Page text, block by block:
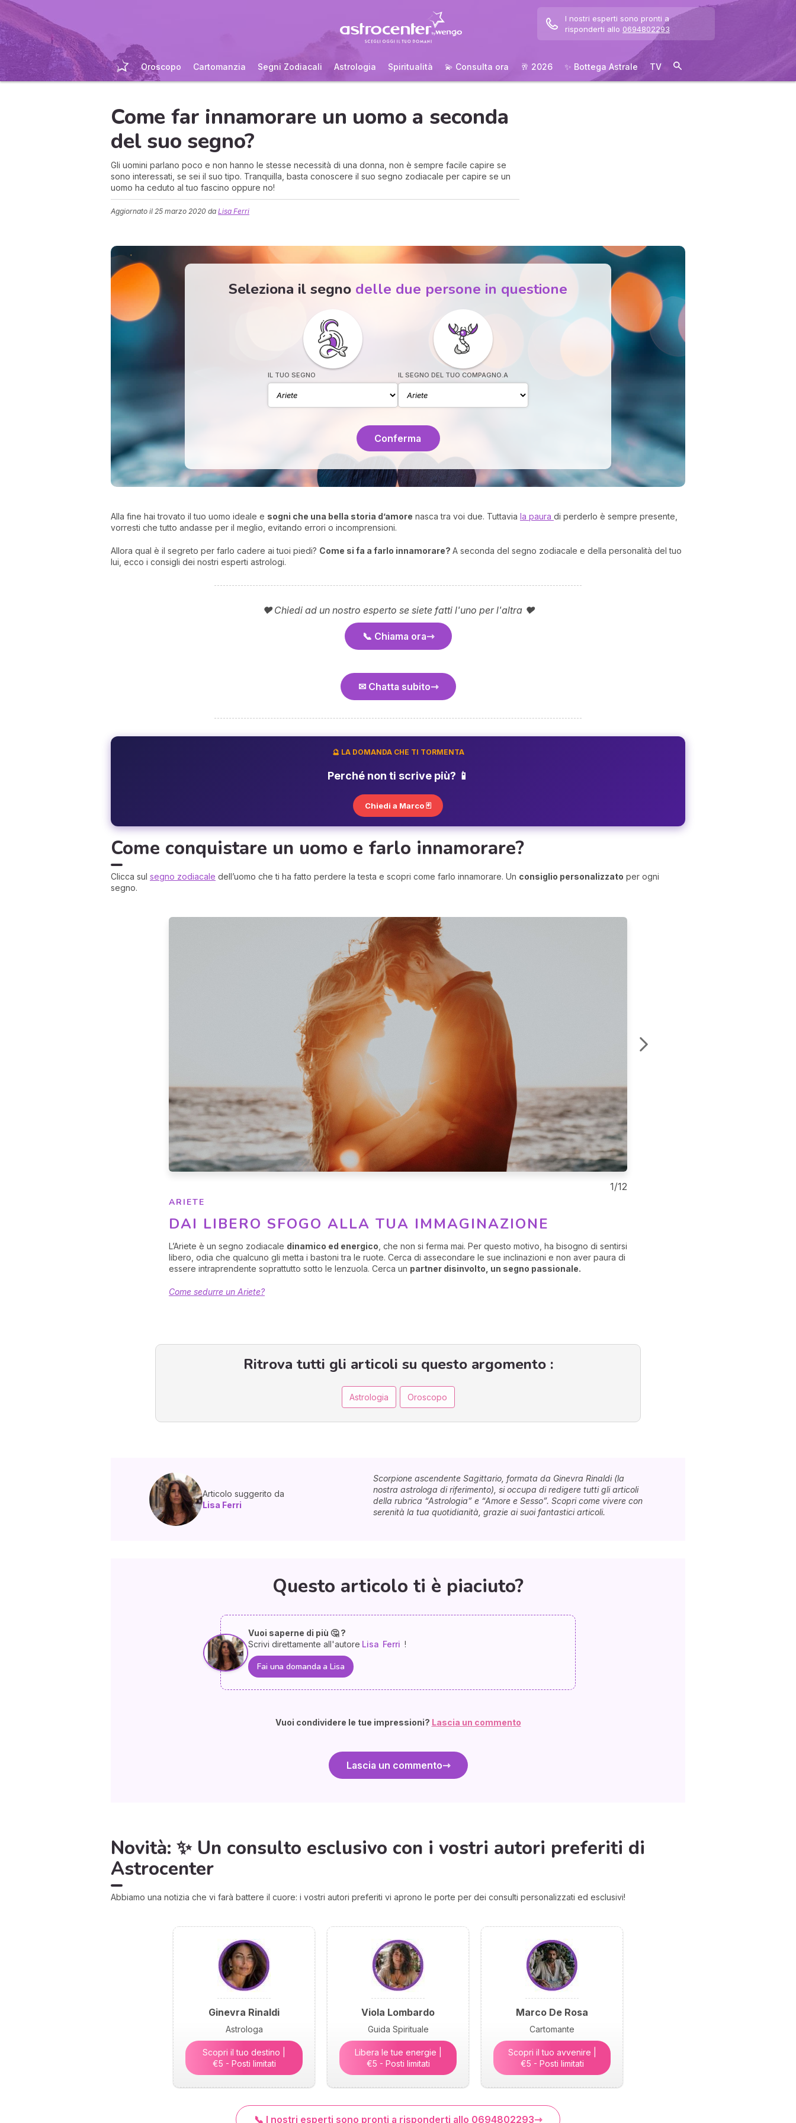
I nostri esperti sono pronti a
risponderti allo 0694802293
Oroscopo Cartomanzia Segni Zodiacali Astrologia Spiritualità 💫 Consulta ora 🥂 2026 ✨ Bottega Astrale TV
Come far innamorare un uomo a seconda
del suo segno?
Gli uomini parlano poco e non hanno le stesse necessità di una donna, non è sempre facile capire se
sono interessati, se sei il suo tipo. Tranquilla, basta conoscere il suo segno zodiacale per capire se un
uomo ha ceduto al tuo fascino oppure no!
Aggiornato il 25 marzo 2020 da Lisa Ferri
Seleziona il segno delle due persone in questione
IL TUO SEGNO IL SEGNO DEL TUO COMPAGNO.A
Conferma
Alla fine hai trovato il tuo uomo ideale e sogni che una bella storia d’amore nasca tra voi due. Tuttavia la paura di perderlo è sempre presente,
vorresti che tutto andasse per il meglio, evitando errori o incomprensioni.
Allora qual è il segreto per farlo cadere ai tuoi piedi? Come si fa a farlo innamorare? A seconda del segno zodiacale e della personalità del tuo
lui, ecco i consigli dei nostri esperti astrologi.
❤ Chiedi ad un nostro esperto se siete fatti l'uno per l'altra ❤
📞 Chiama ora
✉ Chatta subito
🔮 LA DOMANDA CHE TI TORMENTA
Perché non ti scrive più? 📱
Chiedi a Marco 🃏
Come conquistare un uomo e farlo innamorare?
Clicca sul segno zodiacale dell’uomo che ti ha fatto perdere la testa e scopri come farlo innamorare. Un consiglio personalizzato per ogni
segno.
ARIETE
DAI LIBERO SFOGO ALLA TUA IMMAGINAZIONE
L’Ariete è un segno zodiacale dinamico ed energico , che non si ferma mai. Per questo motivo, ha bisogno di sentirsi
libero, odia che qualcuno gli metta i bastoni tra le ruote. Cerca di assecondare le sue inclinazioni e non aver paura di
essere intraprendente soprattutto sotto le lenzuola. Cerca un partner disinvolto, un segno passionale.
Come sedurre un Ariete?
1/12
Ritrova tutti gli articoli su questo argomento :
Astrologia Oroscopo
Articolo suggerito da
Lisa Ferri
Scorpione ascendente Sagittario, formata da Ginevra Rinaldi (la
nostra astrologa di riferimento), si occupa di redigere tutti gli articoli
della rubrica “Astrologia” e “Amore e Sesso”. Scopri come vivere con
serenità la tua quotidianità, grazie ai suoi fantastici articoli.
Questo articolo ti è piaciuto?
Vuoi saperne di più 🤔 ?
Scrivi direttamente all'autore Lisa Ferri !
Fai una domanda a Lisa
Vuoi condividere le tue impressioni? Lascia un commento
Lascia un commento
Novità: ✨ Un consulto esclusivo con i vostri autori preferiti di
Astrocenter
Abbiamo una notizia che vi farà battere il cuore: i vostri autori preferiti vi aprono le porte per dei consulti personalizzati ed esclusivi!
Ginevra Rinaldi
Astrologa
Scopri il tuo destino |
€5 - Posti limitati
Viola Lombardo
Guida Spirituale
Libera le tue energie |
€5 - Posti limitati
Marco De Rosa
Cartomante
Scopri il tuo avvenire |
€5 - Posti limitati
📞 I nostri esperti sono pronti a risponderti allo 0694802293